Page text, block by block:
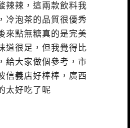
辣辣，這兩款飲料我
冷泡茶的品質很優秀
來點無糖真的是完美
道很足，但我覺得比
給大家做個參考，市
信義店好棒棒，廣西
太好吃了呢